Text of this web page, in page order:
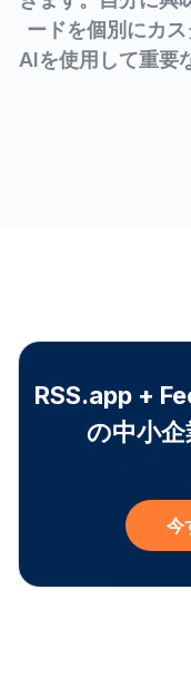
ードを個別にカ
AIを使用して重要
RSS.app +
の中小
今